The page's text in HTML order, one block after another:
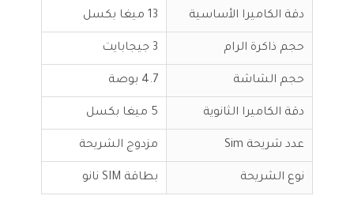
دقة الكاميرا الأساسية 13 ميغا بكسل
حجم ذاكرة الرام 3 جيجابايت
حجم الشاشة 4.7 بوصة
دقة الكاميرا الثانوية 5 ميغا بكسل
عدد شريحة Sim مزدوج الشريحة
نوع الشريحة بطاقة SIM نانو